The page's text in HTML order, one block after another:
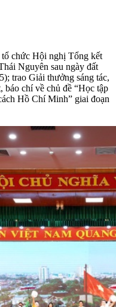
chức Hội nghị Tổng kết
Nguyên sau ngày đất
trao Giải thưởng sáng tác,
báo chí về chủ đề “Học tập
Hồ Chí Minh” giai đoạn